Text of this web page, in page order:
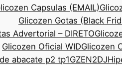
Capsulas (EMAIL)
Glicozen Gotas (Black
Advertorial – DIRETO
Glicozen Oficial WIDGlicozen
abacate p2 tp1GZEN2DJ